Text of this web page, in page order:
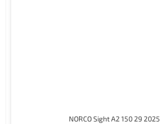
NORCO Sight A2 150 29 2025